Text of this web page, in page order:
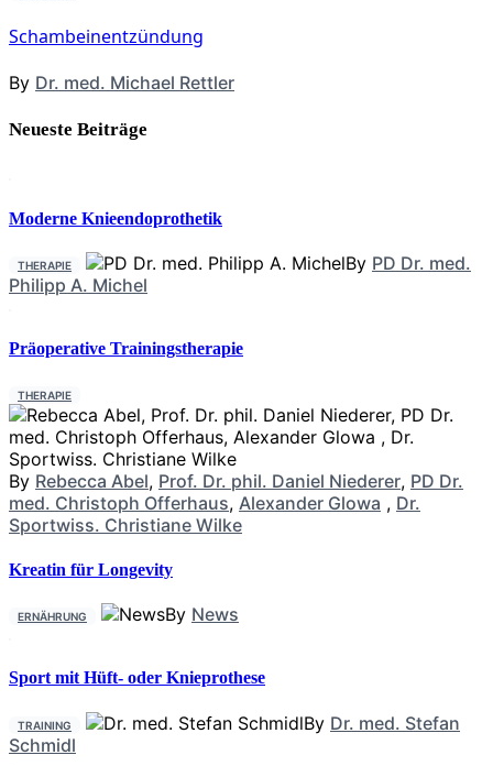
Schambeinentzündung
By Dr. med. Michael Rettler
Neueste Beiträge
Moderne Knieendoprothetik
THERAPIE By PD Dr. med.
Philipp A. Michel
Präoperative Trainingstherapie
THERAPIE
By Rebecca Abel, Prof. Dr. phil. Daniel Niederer, PD Dr.
med. Christoph Offerhaus, Alexander Glowa , Dr.
Sportwiss. Christiane Wilke
Kreatin für Longevity
ERNÄHRUNG By News
Sport mit Hüft- oder Knieprothese
TRAINING By Dr. med. Stefan
Schmidl